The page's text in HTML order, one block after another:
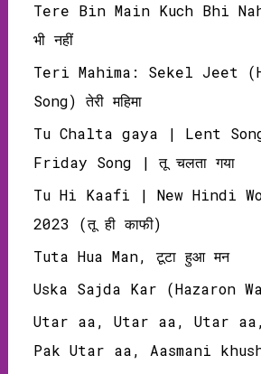
Tere Bin Main Kuch Bhi
भी नहीं
Teri Mahima: Sekel Jeet
Song) तेरी महिमा
Tu Chalta gaya | Lent
Friday Song | तू चलता गया
Tu Hi Kaafi | New Hindi
2023 (तू ही काफी)
Tuta Hua Man, टूटा हुआ मन
Uska Sajda Kar (Hazaron
Utar aa, Utar aa, Utar aa,
Pak Utar aa, Aasmani